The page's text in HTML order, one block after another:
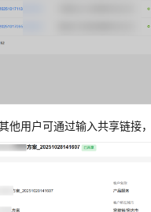
他用户可通过输入共享链接